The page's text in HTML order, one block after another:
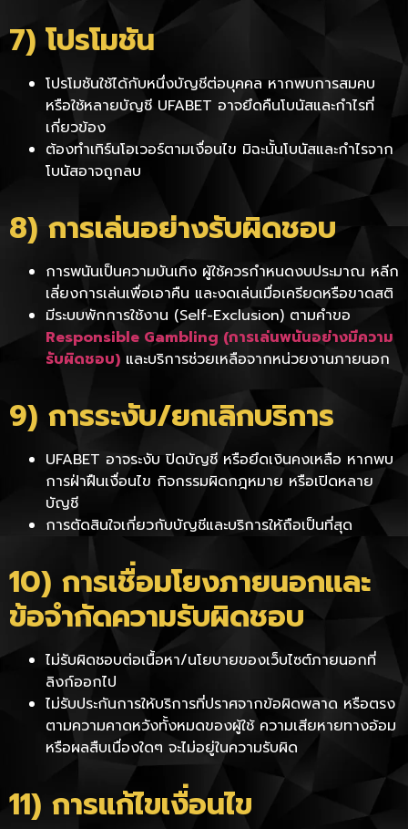
7) โปรโมชัน
โปรโมชันใช้ได้กับหนึ่งบัญชีต่อบุคคล หากพบการสมคบ
หรือใช้หลายบัญชี UFABET อาจยึดคืนโบนัสและกำไรที่
เกี่ยวข้อง
ต้องทำเทิร์นโอเวอร์ตามเงื่อนไข มิฉะนั้นโบนัสและกำไรจาก
โบนัสอาจถูกลบ
8) การเล่นอย่างรับผิดชอบ
การพนันเป็นความบันเทิง ผู้ใช้ควรกำหนดงบประมาณ หลีก
เลี่ยงการเล่นเพื่อเอาคืน และงดเล่นเมื่อเครียดหรือขาดสติ
มีระบบพักการใช้งาน (Self-Exclusion) ตามคำขอ
Responsible Gambling (การเล่นพนันอย่างมีความ
รับผิดชอบ) และบริการช่วยเหลือจากหน่วยงานภายนอก
9) การระงับ/ยกเลิกบริการ
UFABET อาจระงับ ปิดบัญชี หรือยึดเงินคงเหลือ หากพบ
การฝ่าฝืนเงื่อนไข กิจกรรมผิดกฎหมาย หรือเปิดหลาย
บัญชี
การตัดสินใจเกี่ยวกับบัญชีและบริการให้ถือเป็นที่สุด
10) การเชื่อมโยงภายนอกและ
ข้อจำกัดความรับผิดชอบ
ไม่รับผิดชอบต่อเนื้อหา/นโยบายของเว็บไซต์ภายนอกที่
ลิงก์ออกไป
ไม่รับประกันการให้บริการที่ปราศจากข้อผิดพลาด หรือตรง
ตามความคาดหวังทั้งหมดของผู้ใช้ ความเสียหายทางอ้อม
หรือผลสืบเนื่องใดๆ จะไม่อยู่ในความรับผิด
11) การแก้ไขเงื่อนไข